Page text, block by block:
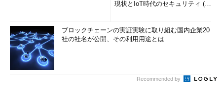
現状とIoT時代のセキュリティ (1/
ブロックチェーンの実証実験に取り組む国内企業20
社の社名が公開、その利用用途とは
Recommended by